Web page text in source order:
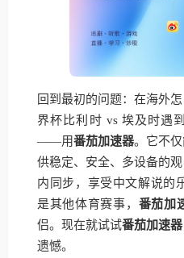
回到最初的问题：在海外
界杯比利时 vs 埃及时遇
——用番茄加速器。它不
供稳定、安全、多设备的
内同步，享受中文解说的
是其他体育赛事， 番茄加
侣。现在就试试番茄加速器
遗憾。